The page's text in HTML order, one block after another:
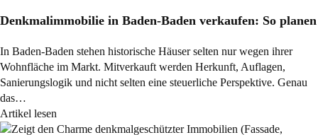
Denkmalimmobilie in Baden-Baden verkaufen: So planen
In Baden-Baden stehen historische Häuser selten nur wegen ihrer
Wohnfläche im Markt. Mitverkauft werden Herkunft, Auflagen,
Sanierungslogik und nicht selten eine steuerliche Perspektive. Genau
das…
Artikel lesen